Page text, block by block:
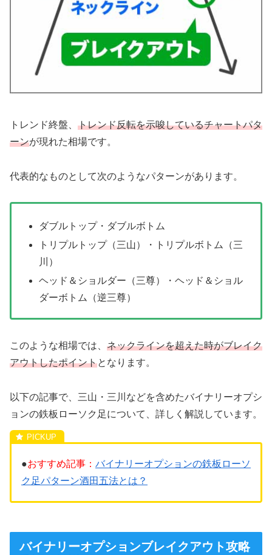
トレンド終盤、 トレンド反転を示唆しているチャートパタ
ーンが現れた相場です。
代表的なものとして次のようなパターンがあります。
ダブルトップ・ダブルボトム
トリプルトップ（三山）・トリプルボトム（三
川）
ヘッド＆ショルダー（三尊）・ヘッド＆ショル
ダーボトム（逆三尊）
このような相場では、 ネックラインを超えた時がブレイク
アウトしたポイントとなります。
以下の記事で、三山・三川などを含めたバイナリーオプシ
ョンの鉄板ローソク足について、詳しく解説しています。
●おすすめ記事： バイナリーオプションの鉄板ローソ
ク足パターン酒田五法とは？
バイナリーオプションブレイクアウト攻略